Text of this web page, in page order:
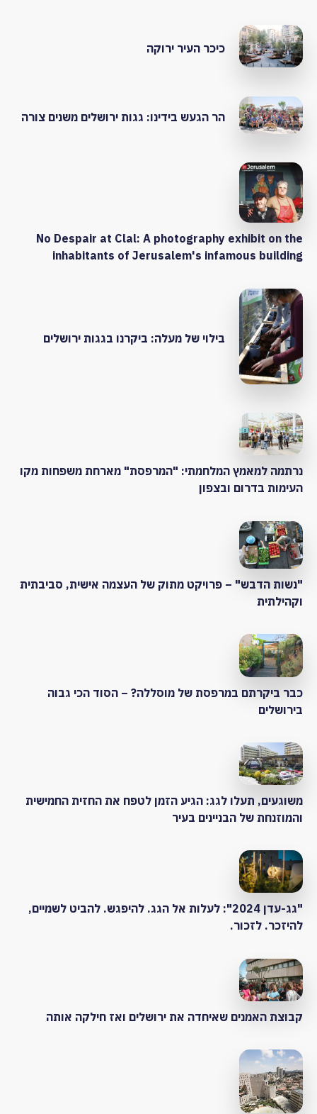
כיכר העיר ירוקה
הר הגעש בידינו: גגות ירושלים משנים צורה
No Despair at Clal: A photography exhibit on the
inhabitants of Jerusalem's infamous building
בילוי של מעלה: ביקרנו בגגות ירושלים
נרתמה למאמץ המלחמתי: "המרפסת" מארחת משפחות מקו
העימות בדרום ובצפון
"נשות הדבש" – פרויקט מתוק של העצמה אישית, סביבתית
וקהילתית
כבר ביקרתם במרפסת של מוסללה? – הסוד הכי גבוה
בירושלים
משוגעים, תעלו לגג: הגיע הזמן לטפח את החזית החמישית
והמוזנחת של הבניינים בעיר
"גג-עדן 2024": לעלות אל הגג. להיפגש. להביט לשמיים,
להיזכר. לזכור.
קבוצת האמנים שאיחדה את ירושלים ואז חילקה אותה